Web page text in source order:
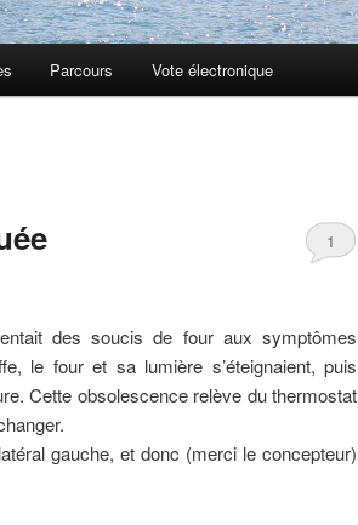
Parcours Vote électronique
1
des soucis de four aux symptômes
le four et sa lumière s’éteignaient, puis
Cette obsolescence relève du thermostat
gauche, et donc (merci le concepteur)